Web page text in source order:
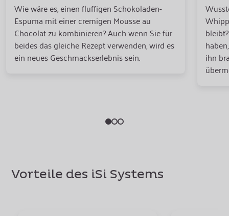
Wie wäre es, einen fluffigen Schokoladen-
Espuma mit einer cremigen Mousse au
Chocolat zu kombinieren? Auch wenn Sie für
beides das gleiche Rezept verwenden, wird es
ein neues Geschmackserlebnis sein.
ihn
Vorteile des iSi Systems